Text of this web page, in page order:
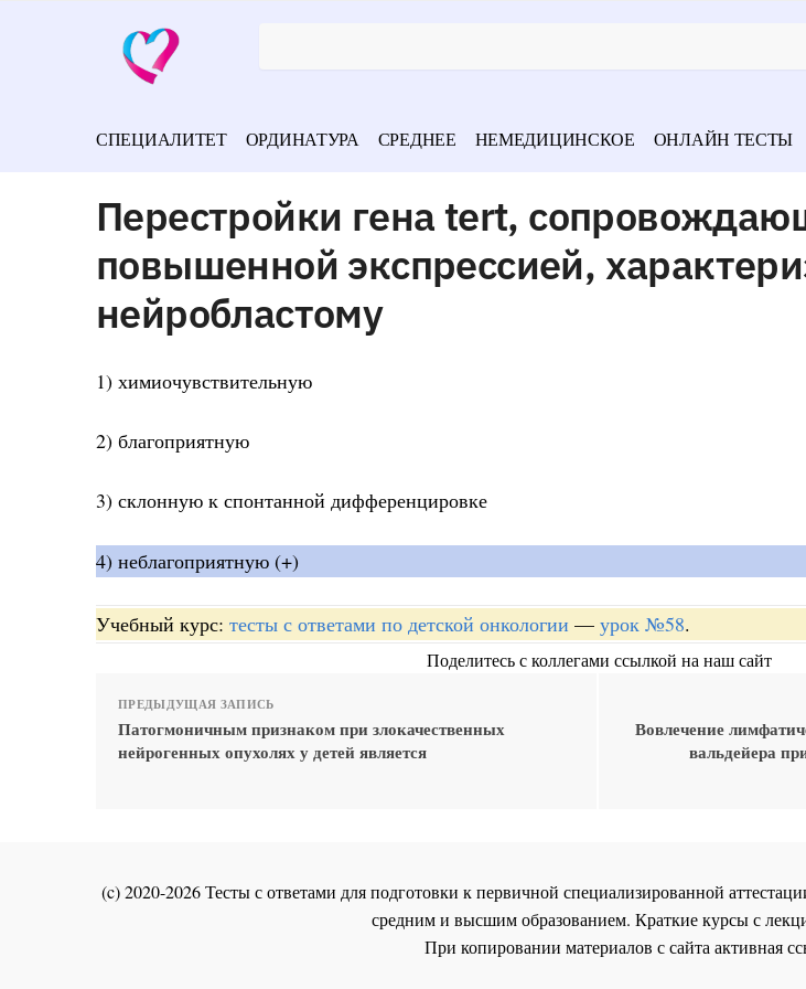
СПЕЦИАЛИТЕТ ОРДИНАТУРА СРЕДНЕЕ НЕМЕДИЦИНСКОЕ ОНЛАЙН ТЕСТЫ
Перестройки гена tert,
повышенной экспрессией,
нейробластому
1) химиочувствительную
2) благоприятную
3) склонную к спонтанной дифференцировке
4) неблагоприятную (+)
Учебный курс: тесты с ответами по детской онкологии — урок №58.
Поделитесь с коллегами ссылкой на наш сайт
ПРЕДЫДУЩАЯ ЗАПИСЬ
Патогмоничным признаком при злокачественных
нейрогенных опухолях у детей является
Вовлечение
вальдейера
(c) 2020-2026 Тесты с ответами для подготовки к первичной специализированной
средним и высшим образованием. Краткие курсы с
При копировании материалов с сайта активная